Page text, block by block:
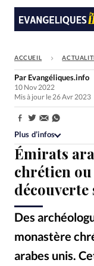
Faire un don
Société
Monde
Bible
Toute l'actualité
Devise:
CHF
ACCUEIL
Émirats
chrétien
découverte
Des
monastère
arabes unis.
Par Evangéliques.info
10 Nov 2022
Mis à jour le 26 Avr 2023
Partager:
Plus d’infos